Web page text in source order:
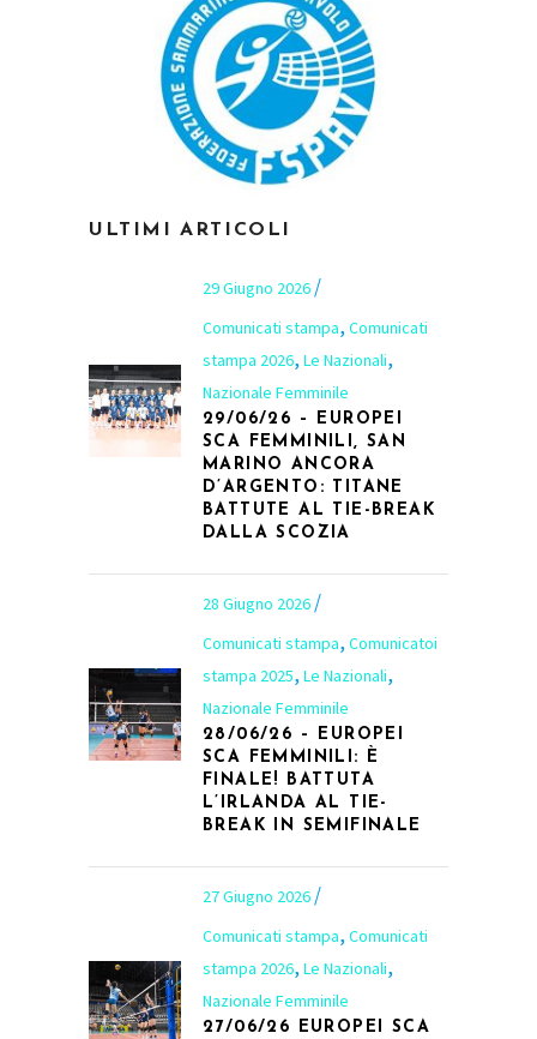
ULTIMI ARTICOLI
29 Giugno 2026
Comunicati stampa, Comunicati
stampa 2026, Le Nazionali,
Nazionale Femminile
29/06/26 – EUROPEI
SCA FEMMINILI, SAN
MARINO ANCORA
D’ARGENTO: TITANE
BATTUTE AL TIE-BREAK
DALLA SCOZIA
28 Giugno 2026
Comunicati stampa, Comunicatoi
stampa 2025, Le Nazionali,
Nazionale Femminile
28/06/26 – EUROPEI
SCA FEMMINILI: È
FINALE! BATTUTA
L’IRLANDA AL TIE-
BREAK IN SEMIFINALE
27 Giugno 2026
Comunicati stampa, Comunicati
stampa 2026, Le Nazionali,
Nazionale Femminile
27/06/26 EUROPEI SCA